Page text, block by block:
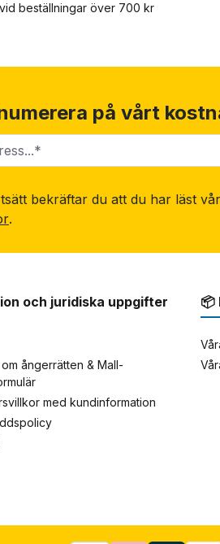
beställningar över 700 kr
på vårt
bekräftar du att du har läst
.
och juridiska uppgifter
ångerrätten & Mall-
med kundinformation
📦